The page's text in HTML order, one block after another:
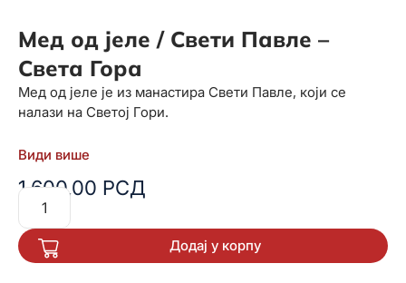
Мед од јеле / Свети Павле –
Света Гора
Мед од јеле је из манастира Свети Павле, који се
налази на Светој Гори.
Види више
1.600,00 РСД
Додај у корпу